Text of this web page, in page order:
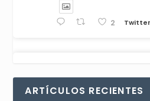
2 Twitter
r
comienza en Sevilla
ARTÍCULOS RECIENTES